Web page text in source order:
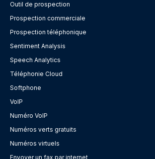
Outil de prospection
Prospection commerciale
Prospection téléphonique
Sentiment Analysis
Speech Analytics
Téléphonie Cloud
Softphone
VoIP
Numéro VoIP
Numéros verts gratuits
Numéros virtuels
Envoyer un fax par internet